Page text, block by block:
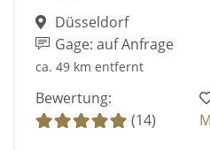
Düsseldorf
Gage: auf Anfrage
ca. 49 km entfernt
Bewertung:
(14)